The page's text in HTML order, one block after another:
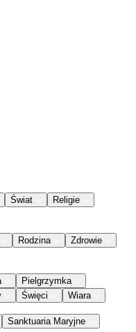
Świat
Religie
Rodzina
Zdrowie
Pielgrzymka
Święci Wiara
Sanktuaria Maryjne